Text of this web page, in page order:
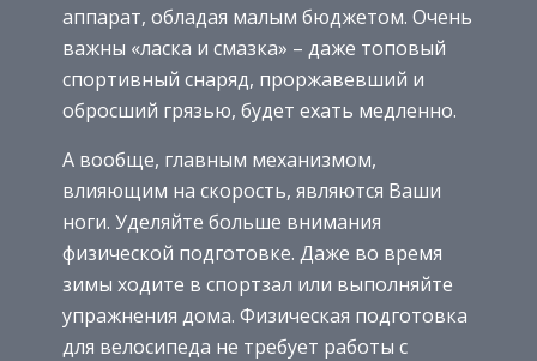
аппарат, обладая малым бюджетом. Очень
важны «ласка и смазка» – даже топовый
спортивный снаряд, проржавевший и
обросший грязью, будет ехать медленно.
А вообще, главным механизмом,
влияющим на скорость, являются Ваши
ноги. Уделяйте больше внимания
физической подготовке. Даже во время
зимы ходите в спортзал или выполняйте
упражнения дома. Физическая подготовка
для велосипеда не требует работы с